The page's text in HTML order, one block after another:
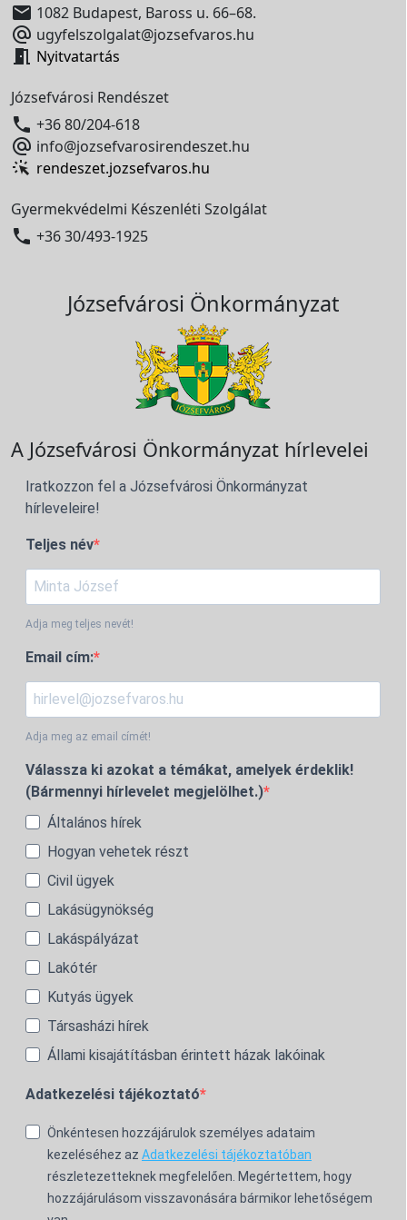
 1082 Budapest, Baross u. 66–68.
 ugyfelszolgalat@jozsefvaros.hu
 Nyitvatartás
Józsefvárosi Rendészet
 +36 80/204-618
 info@jozsefvarosirendeszet.hu
rendeszet.jozsefvaros.hu
Gyermekvédelmi Készenléti Szolgálat
 +36 30/493-1925
Józsefvárosi Önkormányzat
A Józsefvárosi Önkormányzat hírlevelei
Iratkozzon fel a Józsefvárosi Önkormányzat
hírleveleire!
Teljes név
Adja meg teljes nevét!
Email cím:
Adja meg az email címét!
Válassza ki azokat a témákat, amelyek érdeklik!
(Bármennyi hírlevelet megjelölhet.)
Általános hírek
Hogyan vehetek részt
Civil ügyek
Lakásügynökség
Lakáspályázat
Lakótér
Kutyás ügyek
Társasházi hírek
Állami kisajátításban érintett házak lakóinak
Adatkezelési tájékoztató
Önkéntesen hozzájárulok személyes adataim
kezeléséhez az Adatkezelési tájékoztatóban
részletezetteknek megfelelően. Megértettem, hogy
hozzájárulásom visszavonására bármikor lehetőségem